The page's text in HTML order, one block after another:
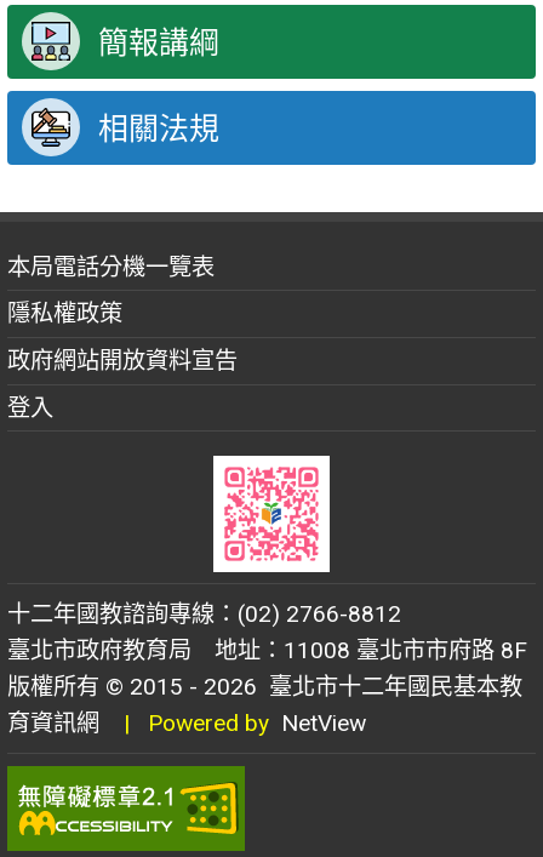
簡報講綱
相關法規
本局電話分機一覽表
隱私權政策
政府網站開放資料宣告
登入
十二年國教諮詢專線：(02) 2766-8812
臺北市政府教育局 地址：11008 臺北市市府路 8F
版權所有 © 2015 - 2026 臺北市十二年國民基本教
育資訊網
| Powered by NetView